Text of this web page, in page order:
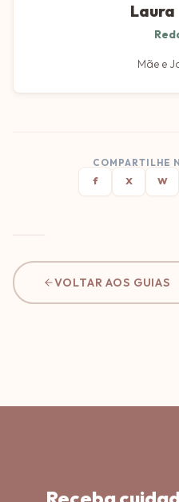
Laura
Mãe e
COMPARTILHE
f
X W
VOLTAR AOS GUIAS